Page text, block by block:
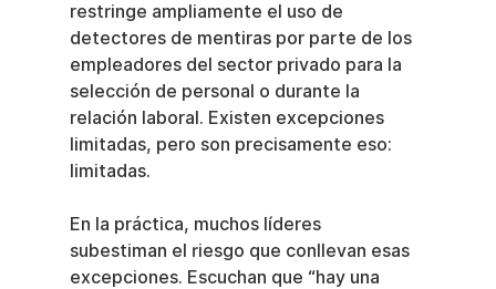
restringe ampliamente el uso de
detectores de mentiras por parte de los
empleadores del sector privado para la
selección de personal o durante la
relación laboral. Existen excepciones
limitadas, pero son precisamente eso:
limitadas.
En la práctica, muchos líderes
subestiman el riesgo que conllevan esas
excepciones. Escuchan que “hay una